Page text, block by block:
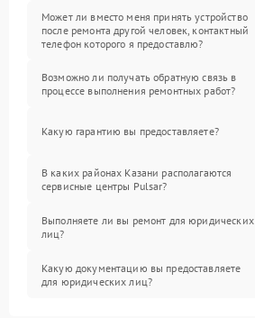
Может ли вместо меня принять устройство
после ремонта другой человек, контактный
телефон которого я предоставлю?
Возможно ли получать обратную связь в
процессе выполнения ремонтных работ?
Какую гарантию вы предоставляете?
В каких районах Казани располагаются
сервисные центры Pulsar?
Выполняете ли вы ремонт для юридических
лиц?
Какую документацию вы предоставляете
для юридических лиц?